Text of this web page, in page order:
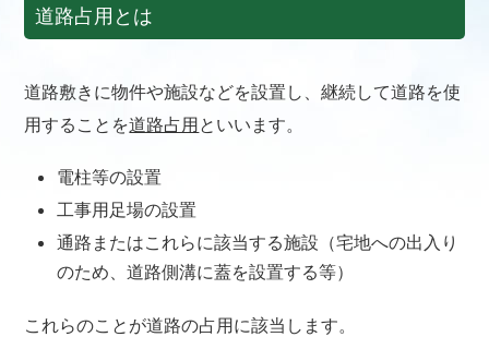
道路占用とは
道路敷きに物件や施設などを設置し、継続して道路を使
用することを道路占用といいます。
電柱等の設置
工事用足場の設置
通路またはこれらに該当する施設（宅地への出入り
のため、道路側溝に蓋を設置する等）
これらのことが道路の占用に該当します。